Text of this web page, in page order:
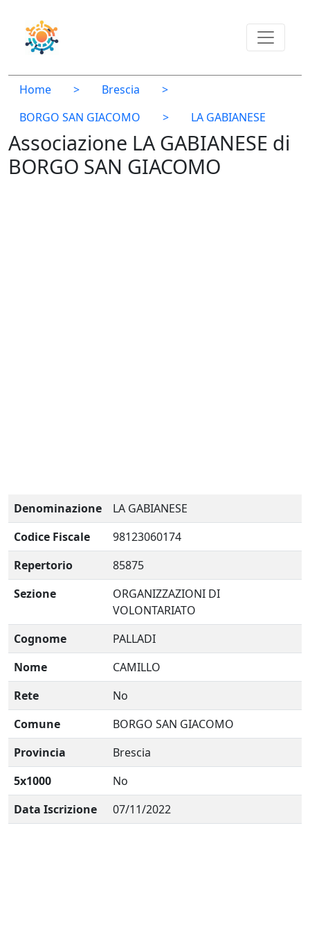
Home > Brescia
>
BORGO SAN GIACOMO
> LA GABIANESE
Associazione LA GABIANESE di
BORGO SAN GIACOMO
Denominazione
LA GABIANESE
Codice Fiscale
98123060174
Repertorio
85875
Sezione
ORGANIZZAZIONI DI
VOLONTARIATO
Cognome
PALLADI
Nome
CAMILLO
Rete
No
Comune
BORGO SAN GIACOMO
Provincia
Brescia
5x1000
No
Data Iscrizione
07/11/2022